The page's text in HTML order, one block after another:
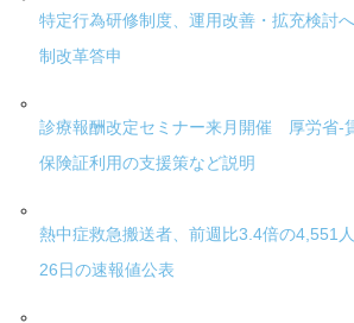
特定行為研修制度、運用改善・拡充検討
制改革答申
診療報酬改定セミナー来月開催 厚労省-
保険証利用の支援策など説明
熱中症救急搬送者、前週比3.4倍の4,551
26日の速報値公表